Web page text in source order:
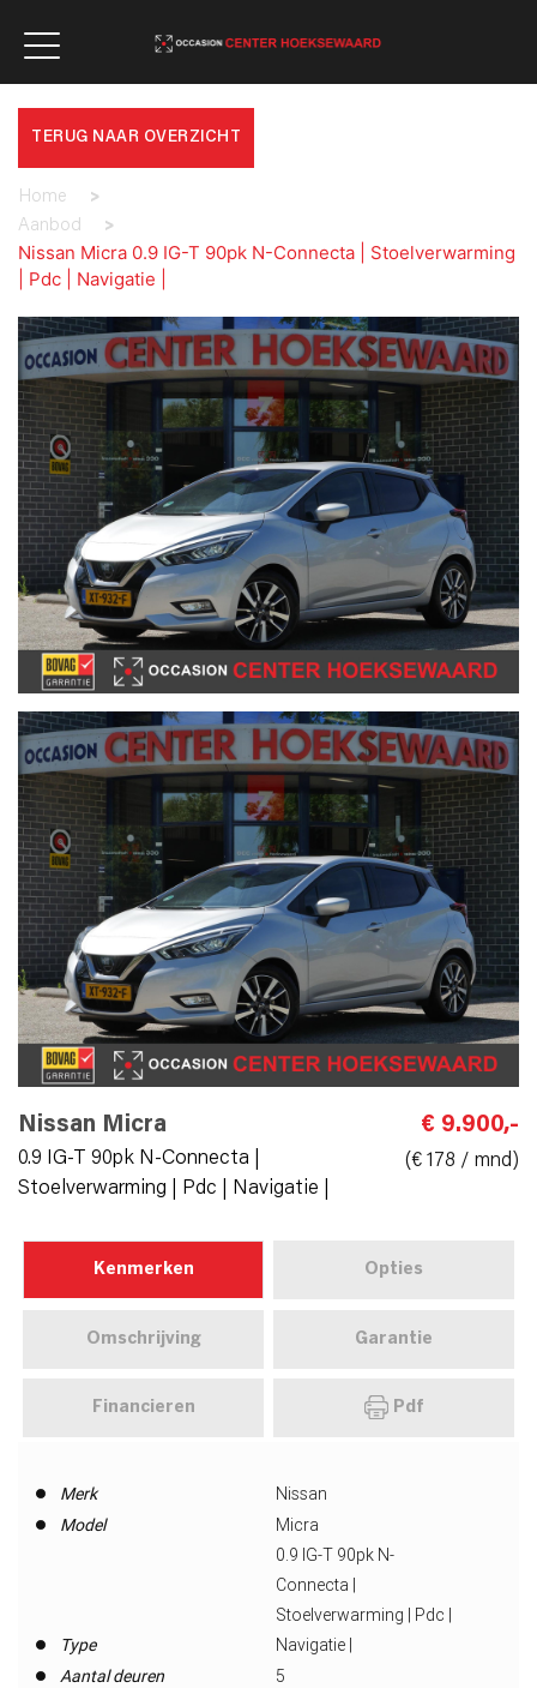
TERUG NAAR OVERZICHT
Home
>
Aanbod
>
Nissan Micra 0.9 IG-T 90pk N-Connecta | Stoelverwarming
| Pdc | Navigatie |
Nissan Micra
0.9 IG-T 90pk N-Connecta |
Stoelverwarming | Pdc | Navigatie |
€ 9.900,-
(€ 178 / mnd)
Kenmerken Opties
Omschrijving Garantie
Financieren Pdf
Merk
Nissan
Model
Micra
Type
0.9 IG-T 90pk N-
Connecta |
Stoelverwarming | Pdc |
Navigatie |
Aantal deuren
5